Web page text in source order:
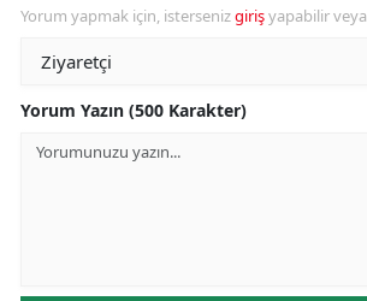
Yorum yapmak için, istersenizgirişyapabilir veya
Yorum Yazın (500 Karakter)